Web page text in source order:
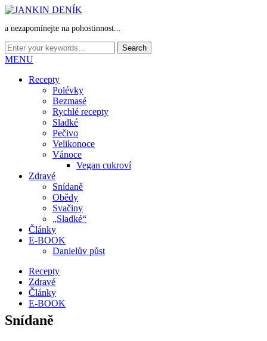
a nezapomínejte na pohostinnost...
MENU
Recepty
Polévky
Bezmasé
Rychlé recepty
Sladké
Pečivo
Velikonoce
Vánoce
Vegan cukroví
Zdravé
Snídaně
Obědy
Svačiny
„Sladké“
Články
E-BOOK
Danielův půst
Recepty
Zdravé
Články
E-BOOK
Snídaně